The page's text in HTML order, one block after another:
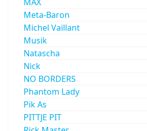
Meta-Baron
Michel Vaillant
Musik
Natascha
Nick
NO BORDERS
Phantom Lady
Pik As
PITTJE PIT